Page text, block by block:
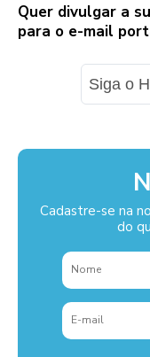
Quer divulgar a
para o e-mail
Siga o
Cadastre-se na
do